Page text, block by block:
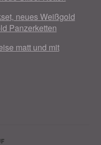
neues Weißgold
Panzerketten
matt und mit